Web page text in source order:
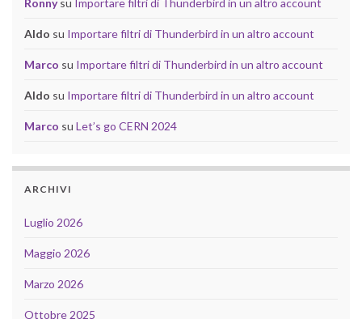
Aldo su Importare filtri di Thunderbird in un altro account
Marco su Importare filtri di Thunderbird in un altro account
Aldo su Importare filtri di Thunderbird in un altro account
Marco su Let’s go CERN 2024
ARCHIVI
Luglio 2026
Maggio 2026
Marzo 2026
Ottobre 2025